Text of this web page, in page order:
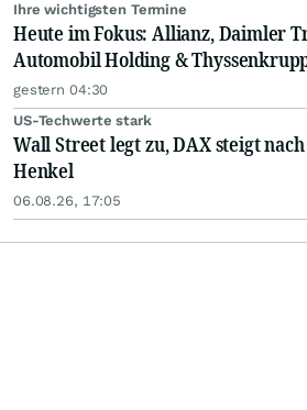
Ihre wichtigsten Termine
Heute im Fokus: Allianz, Daimler
Automobil Holding &
gestern 04:30
US-Techwerte stark
Wall Street legt zu, DAX steigt
Henkel
06.08.26, 17:05